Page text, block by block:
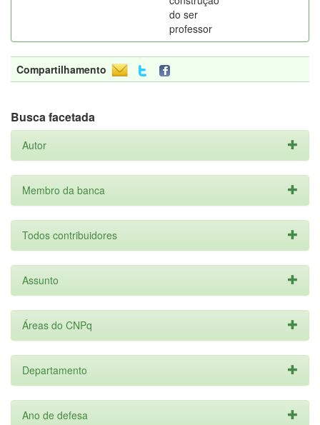
do ser
professor
Compartilhamento
Busca facetada
Autor
Membro da banca
Todos contribuidores
Assunto
Áreas do CNPq
Departamento
Ano de defesa